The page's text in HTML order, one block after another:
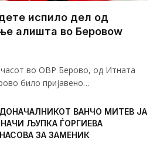
испило дел од
алишта во Беровоw
часот во ОВР Берово, од Итната
било пријавено…
ВАНЧО МИТЕВ ЈА
ЉУПКА ЃОРГИЕВА
ЗА ЗАМЕНИК